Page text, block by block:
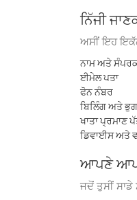
ਨਿੱਜੀ
ਅਸੀਂ ਇਹ
ਨਾਮ ਅਤੇ ਸੰਪਰਕ
ਈਮੇਲ ਪਤਾ
ਫੋਨ ਨੰਬਰ
ਬਿਲਿੰਗ ਅਤੇ
ਖਾਤਾ ਪ੍ਰਮਾਣ
ਡਿਵਾਈਸ ਅਤੇ
ਆਪਣੇ ਆਪ
ਜਦੋਂ ਤੁਸੀਂ ਸਾਡੇ